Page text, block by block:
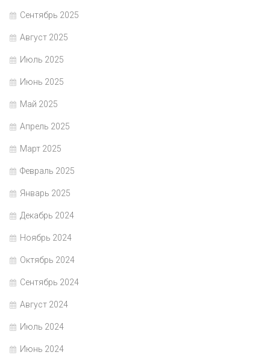
Сентябрь 2025
Август 2025
Июль 2025
Июнь 2025
Май 2025
Апрель 2025
Март 2025
Февраль 2025
Январь 2025
Декабрь 2024
Ноябрь 2024
Октябрь 2024
Сентябрь 2024
Август 2024
Июль 2024
Июнь 2024